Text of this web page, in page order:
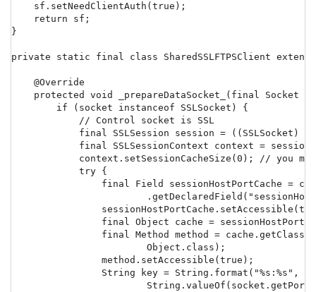
    sf.setNeedClientAuth(true);
    return sf;
}
private static final class SharedSSLFTPSClient
    @Override
protected void _prepareDataSocket_(final Socket
        if (socket instanceof SSLSocket) {
            // Control socket is SSL
final SSLSession session = ((SSLSocket)
final SSLSessionContext context =
context.setSessionCacheSize(0); // you
            try {
final Field sessionHostPortCache =
final Object cache =
final Method method =
                        Object.class);
                method.setAccessible(true);
String key = String.format("%s:%s",